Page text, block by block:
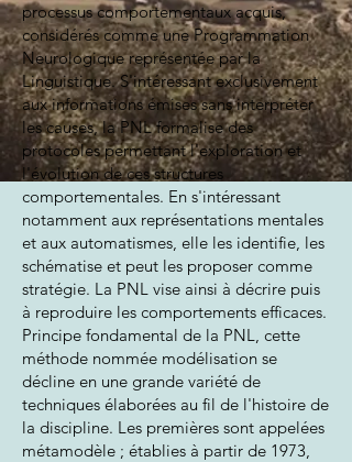
processus comportementaux acquis,
considérés comme une Programmation
Neurologique représentée par la
Linguistique. S'intéressant exclusivement
aux informations émises sans interpréter
les causes, la PNL formalise des
protocoles permettant l'exploration et
l'évolution de ces structures
comportementales. En s'intéressant
notamment aux représentations mentales
et aux automatismes, elle les identifie, les
schématise et peut les proposer comme
stratégie. La PNL vise ainsi à décrire puis
à reproduire les comportements efficaces.
Principe fondamental de la PNL, cette
méthode nommée modélisation se
décline en une grande variété de
techniques élaborées au fil de l'histoire de
la discipline. Les premières sont appelées
métamodèle ; établies à partir de 1973,